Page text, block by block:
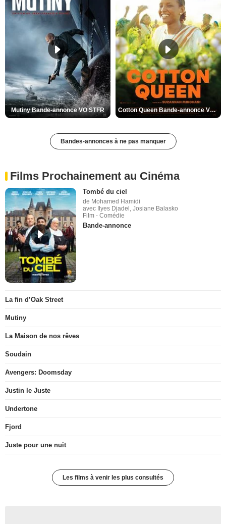
Mutiny Bande-annonce VO STFR Cotton Queen Bande-annonce VO STFR
Bandes-annonces à ne pas manquer
Films Prochainement au Cinéma
Tombé du ciel
de Mohamed Hamidi
avec Ilyes Djadel, Josiane Balasko
Film - Comédie
Bande-annonce
La fin d’Oak Street
Mutiny
La Maison de nos rêves
Soudain
Avengers: Doomsday
Justin le Juste
Undertone
Fjord
Juste pour une nuit
Les films à venir les plus consultés